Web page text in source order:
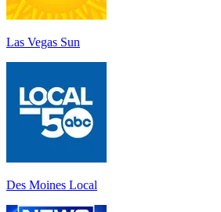
Las Vegas Sun
Des Moines Local